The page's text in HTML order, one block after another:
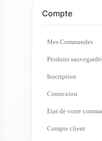
Compte
Mes Commandes
Produits
Inscription
Connexion
Etat de votre
Compte client